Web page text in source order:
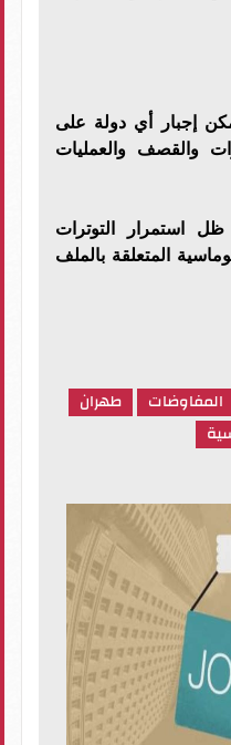
إجبار أي دولة على
والقصف والعمليات
استمرار التوترات
المتعلقة بالملف
المفاوضات
طهران